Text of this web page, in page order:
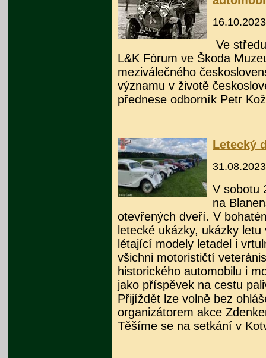
Ve
L&K Fórum ve Škoda
meziválečného
významu v životě
přednese odborník Petr
Letecký
V sobotu
na
otevřených dveří. V
letecké ukázky, ukázky
létající modely letadel i
všichni motorističtí
historického automobilu i
jako příspěvek na cestu
Přijíždět lze volně bez
organizátorem akce
Těšíme se na setkání v